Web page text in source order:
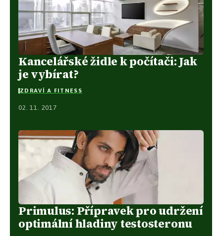
Kancelářské židle k počítači: Jak
je vybírat?
ZDRAVÍ A FITNESS
02. 11. 2017
Primulus: Přípravek pro udržení
optimální hladiny testosteronu